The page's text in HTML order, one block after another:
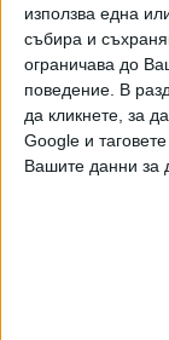
използва една
събира и
ограничава до
поведение. В
да кликнете, за
Google и
Вашите данни за
можете да
PayPal
Ключови думи: